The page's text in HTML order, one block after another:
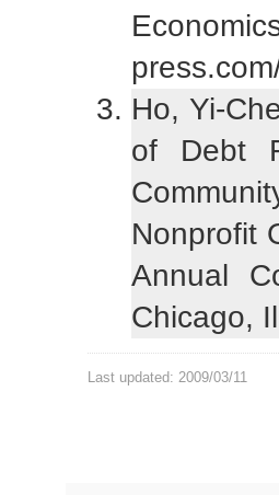
Ho, Yi-
of Debt
Nonprofit
Annual
Chicago,
Last updated: 2009/03/11